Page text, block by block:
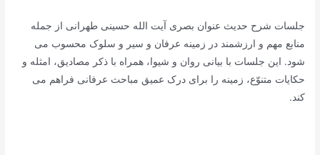
جلسات شرح حدیث عنوان بصری آیت الله حسینی طهرانی از جمله
منابع مهم و ارزشمند در زمینه عرفان و سیر و سلوک محسوب می
شود. این جلسات با بیانی روان و شیوا، همراه با ذکر مصادیق، امثله و
حکایات متنوّع، زمینه را برای درک عمیق مباحث عرفانی فراهم می
کند.